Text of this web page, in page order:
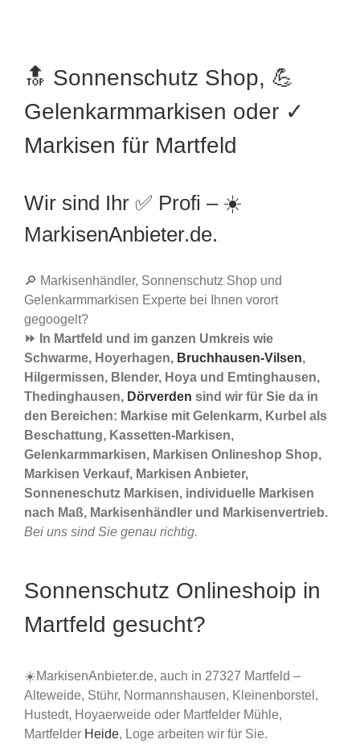
🔝 Sonnenschutz Shop, 💪
Gelenkarmmarkisen oder ✓
Markisen für Martfeld
Wir sind Ihr ✅ Profi – ☀️
MarkisenAnbieter.de.
🔎 Markisenhändler, Sonnenschutz Shop und
Gelenkarmmarkisen Experte bei Ihnen vorort
gegoogelt?
⏩ In Martfeld und im ganzen Umkreis wie
Schwarme, Hoyerhagen, Bruchhausen-Vilsen,
Hilgermissen, Blender, Hoya und Emtinghausen,
Thedinghausen, Dörverden sind wir für Sie da in
den Bereichen: Markise mit Gelenkarm, Kurbel als
Beschattung, Kassetten-Markisen,
Gelenkarmmarkisen, Markisen Onlineshop Shop,
Markisen Verkauf, Markisen Anbieter,
Sonneneschutz Markisen, individuelle Markisen
nach Maß, Markisenhändler und Markisenvertrieb.
Bei uns sind Sie genau richtig.
Sonnenschutz Onlineshoip in
Martfeld gesucht?
☀️MarkisenAnbieter.de, auch in 27327 Martfeld –
Alteweide, Stühr, Normannshausen, Kleinenborstel,
Hustedt, Hoyaerweide oder Martfelder Mühle,
Martfelder Heide, Loge arbeiten wir für Sie.